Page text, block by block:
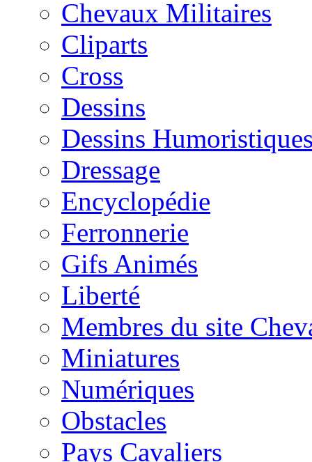
Chevaux Militaires
Cliparts
Cross
Dessins
Dessins
Dressage
Encyclopédie
Ferronnerie
Gifs Animés
Liberté
Membres du site
Miniatures
Numériques
Obstacles
Pays Cavaliers